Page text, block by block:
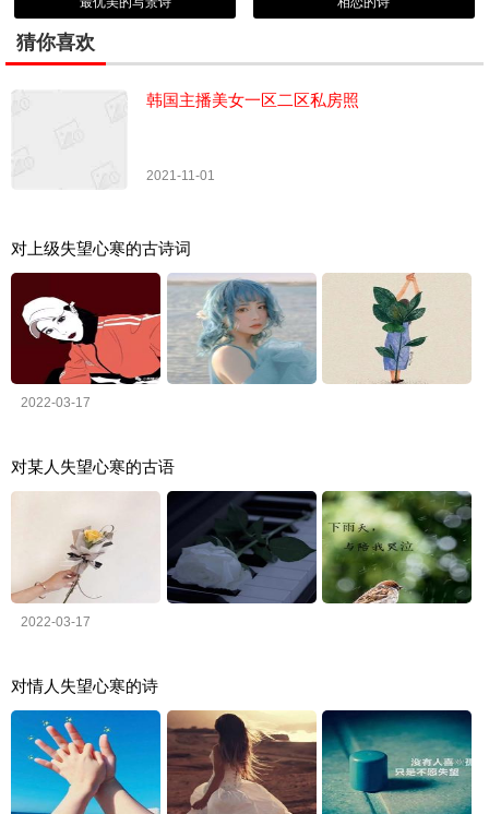
猜你喜欢
韩国主播美女一区二区私房照
2021-11-01
对上级失望心寒的古诗词
2022-03-17
对某人失望心寒的古语
2022-03-17
对情人失望心寒的诗